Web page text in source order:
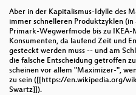
Aber in der Kapitalismus-Idylle des
immer schnelleren Produktzyklen (in
Primark-Wegwerfmode bis zu
Konsumenten, da laufend Zeit und
gesteckt werden muss -- und am
die falsche Entscheidung getroffen
scheinen vor allem "Maximizer-",
zu sein ([[https://en.wikipedia.org/
Swartz]]).